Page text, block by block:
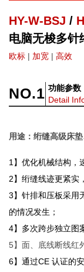
HY-W-BSJ /
电脑无梭多针
欧标 | 加宽 | 高效
NO.1 功能参数
Detail
用途： 绗缝高级床
1】优化机械结构，
2】绗缝线迹更紧实
3】针排和压板采用
的情况发生；
4】多次跨步独立图
5】面、底线断线红
6】通过CE 认证的